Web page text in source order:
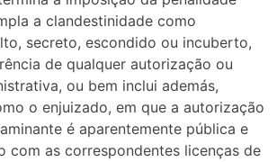
a clandestinidade como
secreto, escondido ou incuberto,
de qualquer autorização ou
ou bem inclui además,
o enjuizado, em que a autorização
é aparentemente pública e
com as correspondentes licenças de